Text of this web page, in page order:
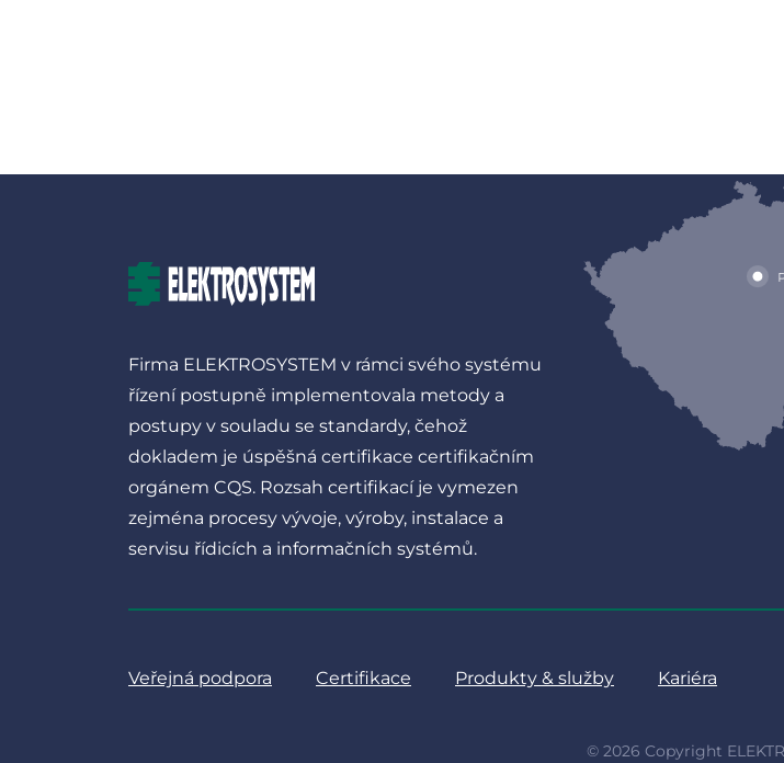
Firma ELEKTROSYSTEM v rámci svého systému
řízení postupně implementovala metody a
postupy v souladu se standardy, čehož
dokladem je úspěšná certifikace certifikačním
orgánem CQS. Rozsah certifikací je vymezen
zejména procesy vývoje, výroby, instalace a
servisu řídicích a informačních systémů.
Veřejná podpora Certifikace Produkty & služby Kariéra
© 2026 Copyright